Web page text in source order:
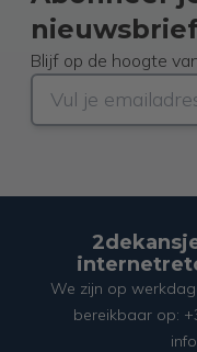
Blijf op de hoogte
We zijn op
bereikbaar op: